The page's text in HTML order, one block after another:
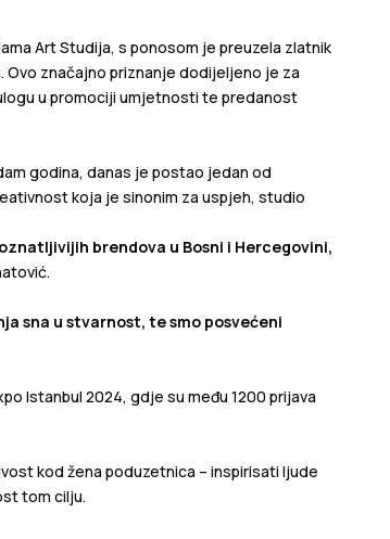
Art Studija, s ponosom je preuzela zlatnik
Ovo značajno priznanje dodijeljeno je za
u promociji umjetnosti te predanost
godina, danas je postao jedan od
koja je sinonim za uspjeh, studio
brendova u Bosni i Hercegovini,
sna u stvarnost, te smo posvećeni
Istanbul 2024, gdje su među 1200 prijava
kod žena poduzetnica – inspirisati ljude
tom cilju.